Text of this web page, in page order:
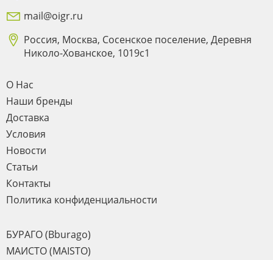
mail@oigr.ru
Россия, Москва, Сосенское поселение, Деревня
Николо-Хованское, 1019с1
О Нас
Наши бренды
Доставка
Условия
Новости
Статьи
Контакты
Политика конфиденциальности
БУРАГО (Bburago)
МАИСТО (MAISTO)